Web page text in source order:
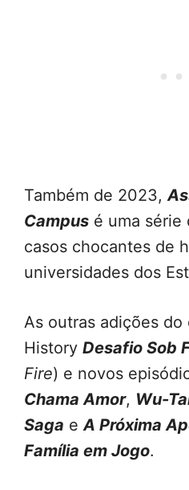
Também de 2023,
Campus é uma série
casos chocantes de
universidades dos
As outras adições do
History Desafio Sob
Fire) e novos
Chama Amor, Wu-
Saga eA Próxima
Família em Jogo.